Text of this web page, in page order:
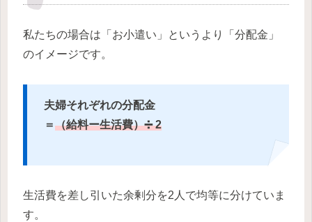
私たちの場合は「お小遣い」というより「分配金」
のイメージです。
夫婦それぞれの分配金
＝（給料ー生活費）➗ 2
生活費を差し引いた余剰分を2人で均等に分けていま
す。